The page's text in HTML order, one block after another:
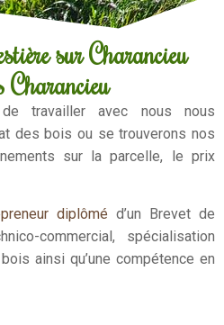
sur Charancieu
Charancieu
travailler avec nous nous
des bois ou se trouverons nos
sur la parcelle, le prix
diplômé d’un Brevet de
commercial, spécialisation
ainsi qu’une compétence en